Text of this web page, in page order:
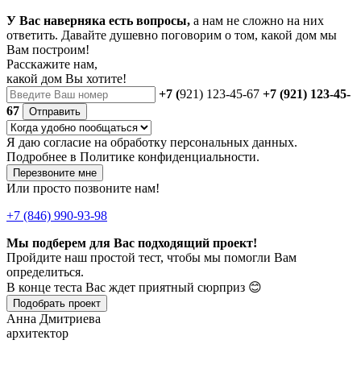
У Вас наверняка есть вопросы, а нам не сложно на них
ответить. Давайте душевно поговорим о том, какой дом мы
Вам построим!
Расскажите нам,
какой дом Вы хотите!
+7 (921) 123-45-67 +7 (921) 123-45-
67
Отправить
Я даю согласие на обработку персональных данных.
Подробнее в Политике конфиденциальности.
Перезвоните мне
Или просто позвоните нам!
+7 (846) 990-93-98
Мы подберем для Вас подходящий проект!
Пройдите наш простой тест, чтобы мы помогли Вам
определиться.
В конце теста Вас ждет приятный сюрприз 😊
Подобрать проект
Анна Дмитриева
архитектор